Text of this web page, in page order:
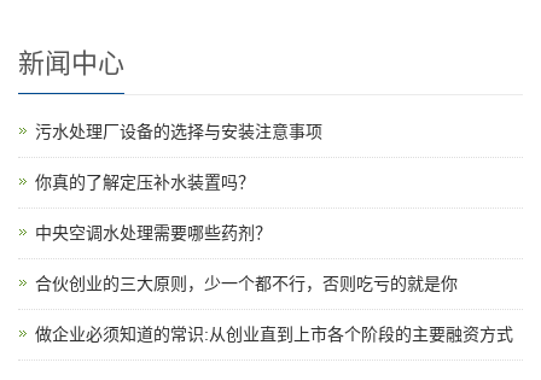
新闻中心
污水处理厂设备的选择与安装注意事项
你真的了解定压补水装置吗？
中央空调水处理需要哪些药剂？
合伙创业的三大原则，少一个都不行，否则吃亏的就是你
做企业必须知道的常识:从创业直到上市各个阶段的主要融资方式